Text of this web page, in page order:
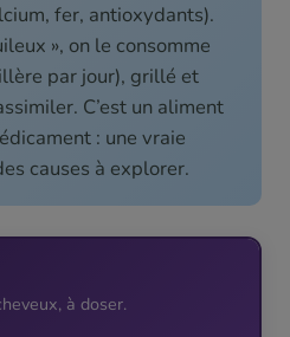
fer, antioxydants).
», on le consomme
par jour), grillé et
C’est un aliment
: une vraie
causes à explorer.
à doser.